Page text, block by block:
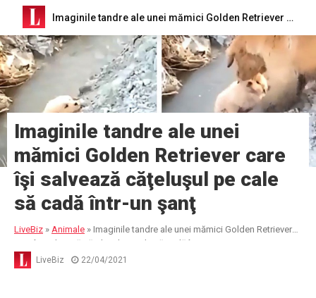
Imaginile tandre ale unei mămici Golden Retriever care îşi salvează căţeluşul pe cale să cadă într-un şanţ
Imaginile tandre ale unei
mămici Golden Retriever care
îşi salvează căţeluşul pe cale
să cadă într-un şanţ
LiveBiz » Animale » Imaginile tandre ale unei mămici Golden Retriever
care îşi salvează căţeluşul pe cale să cadă într-un şanţ
LiveBiz 22/04/2021